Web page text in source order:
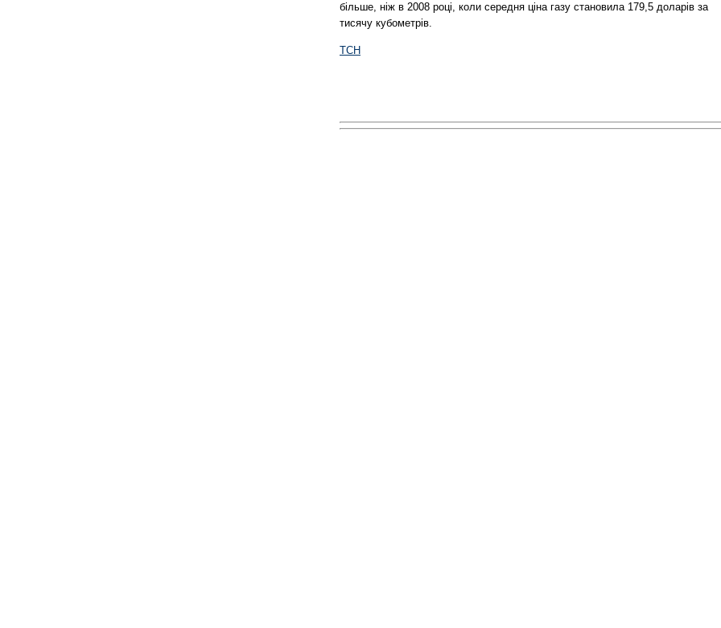
більше, ніж в 2008 році, коли середня ціна газу становила 179,5 доларів за
тисячу кубометрів.
ТСН